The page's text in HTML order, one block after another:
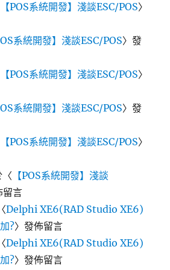
【POS系統開發】淺談ESC/POS〉
系統開發】淺談ESC/POS〉發
【POS系統開發】淺談ESC/POS〉
系統開發】淺談ESC/POS〉發
【POS系統開發】淺談ESC/POS〉
〈 【POS系統開發】淺談
留言
Delphi XE6(RAD Studio XE6)
?〉發佈留言
Delphi XE6(RAD Studio XE6)
?〉發佈留言